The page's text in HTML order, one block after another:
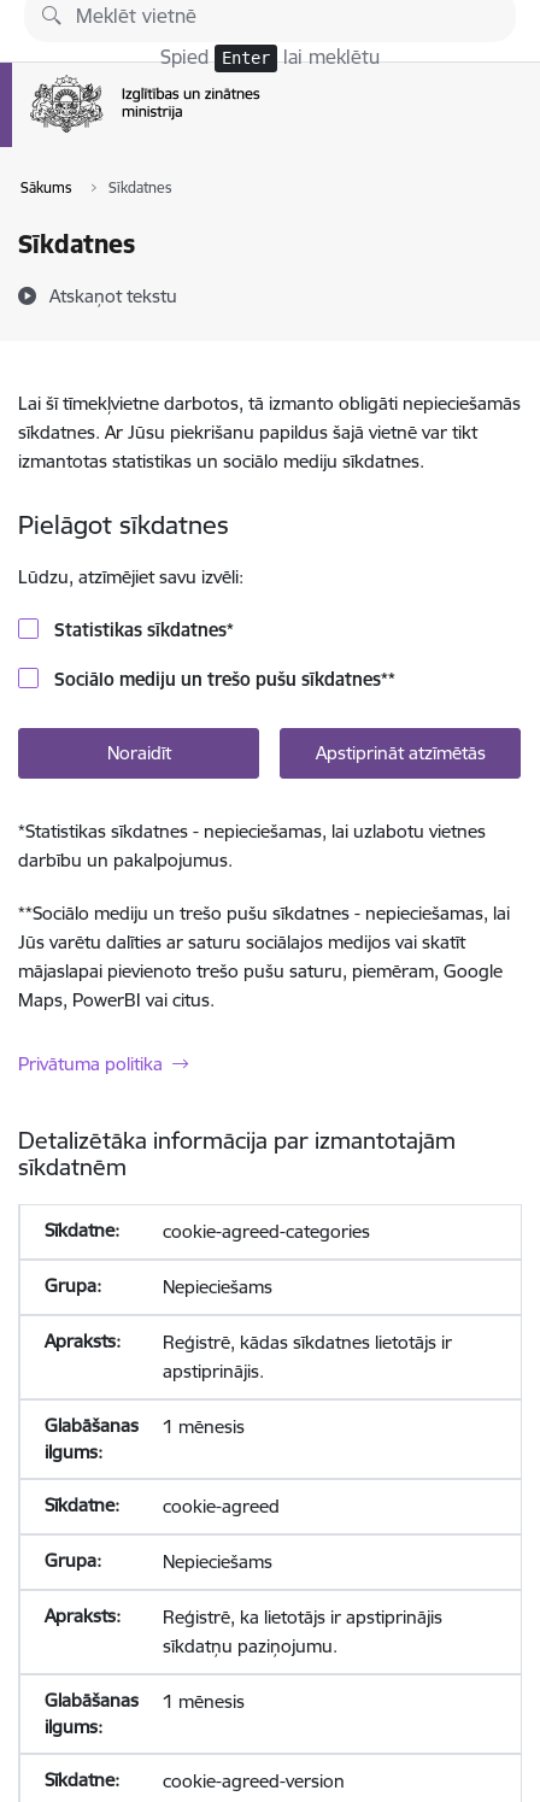
Pāriet uz lapas saturu
Spied Enter lai meklētu
Sākums Sīkdatnes
Sīkdatnes
Atskaņot tekstu
Lai šī tīmekļvietne darbotos, tā izmanto obligāti nepieciešamās
sīkdatnes. Ar Jūsu piekrišanu papildus šajā vietnē var tikt
izmantotas statistikas un sociālo mediju sīkdatnes.
Pielāgot sīkdatnes
Lūdzu, atzīmējiet savu izvēli:
Statistikas sīkdatnes*
Sociālo mediju un trešo pušu sīkdatnes**
Noraidīt Apstiprināt atzīmētās
*Statistikas sīkdatnes - nepieciešamas, lai uzlabotu vietnes
darbību un pakalpojumus.
**Sociālo mediju un trešo pušu sīkdatnes - nepieciešamas, lai
Jūs varētu dalīties ar saturu sociālajos medijos vai skatīt
mājaslapai pievienoto trešo pušu saturu, piemēram, Google
Maps, PowerBI vai citus.
Privātuma politika
Detalizētāka informācija par izmantotajām
sīkdatnēm
cookie-agreed-categories
Nepieciešams
Reģistrē, kādas sīkdatnes lietotājs ir
apstiprinājis.
1 mēnesis
cookie-agreed
Nepieciešams
Reģistrē, ka lietotājs ir apstiprinājis
sīkdatņu paziņojumu.
1 mēnesis
cookie-agreed-version